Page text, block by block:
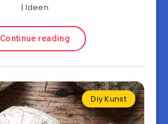
| Ideen
Continue reading
Diy Kunst